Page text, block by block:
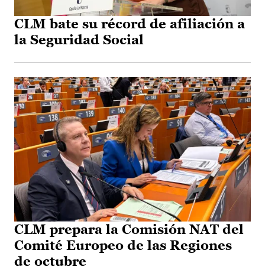
CLM bate su récord de afiliación a
la Seguridad Social
CLM prepara la Comisión NAT del
Comité Europeo de las Regiones
de octubre